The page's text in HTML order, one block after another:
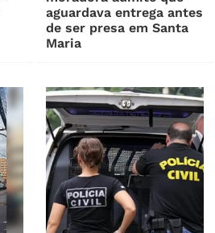
aguardava entrega antes
de ser presa em Santa
Maria